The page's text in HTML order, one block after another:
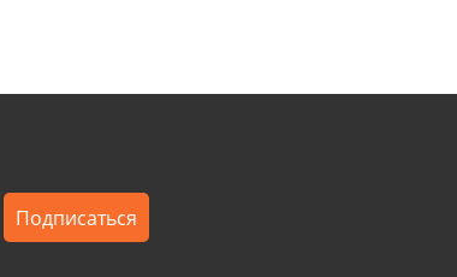
Подписаться